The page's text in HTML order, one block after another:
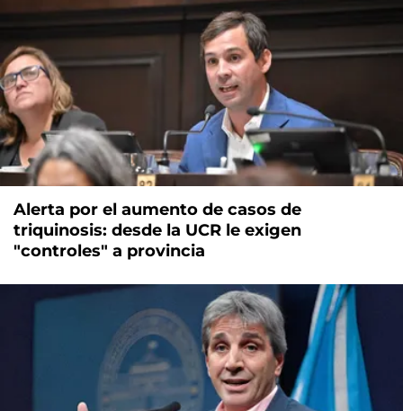
Alerta por el aumento de casos de
triquinosis: desde la UCR le exigen
"controles" a provincia